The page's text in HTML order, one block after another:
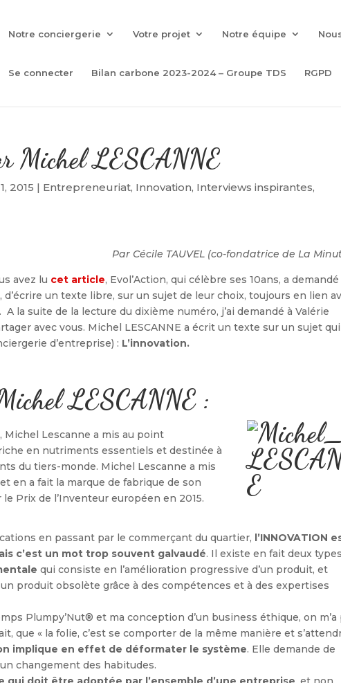
Notre conciergerie Votre projet Notre équipe
Se connecter Bilan carbone 2023-2024 – Groupe TDS RGPD
Michel LESCANNE
2015 | Entrepreneuriat, Innovation, Interviews inspirantes,
Par Cécile TAUVEL (co-fondatrice de La
avez lu cet article, Evol’Action, qui célèbre ses 10ans, a demandé
un texte libre, sur un sujet de leur choix, toujours en lien
A la suite de la lecture du dixième numéro, j’ai demandé à Valérie
avec vous. Michel LESCANNE a écrit un texte sur un sujet
d’entreprise) : L’innovation.
LESCANNE :
, Michel Lescanne a mis au point
en nutriments essentiels et destinée à
du tiers-monde. Michel Lescanne a mis
en a fait la marque de fabrique de son
Prix de l’Inventeur européen en 2015.
en passant par le commerçant du quartier, l’INNOVATION
c’est un mot trop souvent galvaudé. Il existe en fait deux types
qui consiste en l’amélioration progressive d’un produit, et
produit obsolète grâce à des compétences et à des expertises
Plumpy’Nut® et ma conception d’un business éthique, on m’a
que « la folie, c’est se comporter de la même manière et
implique en effet de déformater le système. Elle demande de
changement des habitudes.